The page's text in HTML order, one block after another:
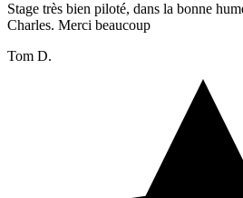
Stage très bien piloté, dans la bonne
Charles. Merci beaucoup
Tom D.